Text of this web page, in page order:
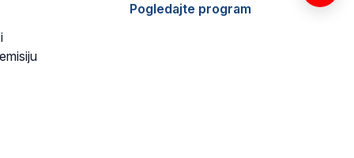
Pogledajte program